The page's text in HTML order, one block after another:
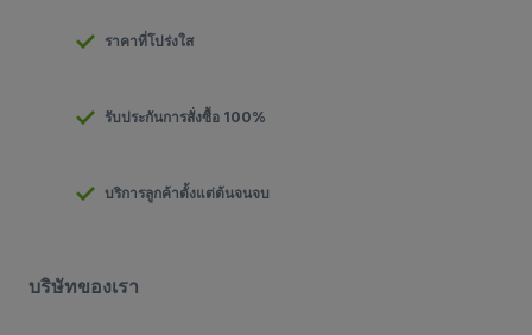
ราคาที่โปร่งใส
รับประกันการสั่งซื้อ 100%
บริการลูกค้าตั้งแต่ต้นจนจบ
บริษัทของเรา